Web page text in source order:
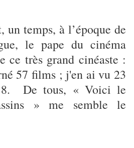
un temps, à l’époque de
le pape du cinéma
ce très grand cinéaste :
57 films ; j'en ai vu 23
De tous, « Voici le
» me semble le